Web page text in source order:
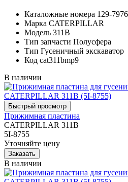
Каталожные номера 129-7976
Марка CATERPILLAR
Модель 311B
Тип запчасти Полусфера
Тип Гусеничный экскаватор
Код cat311bmp9
В наличии
Прижимная пластина
CATERPILLAR 311B
5I-8755
Уточняйте цену
В наличии